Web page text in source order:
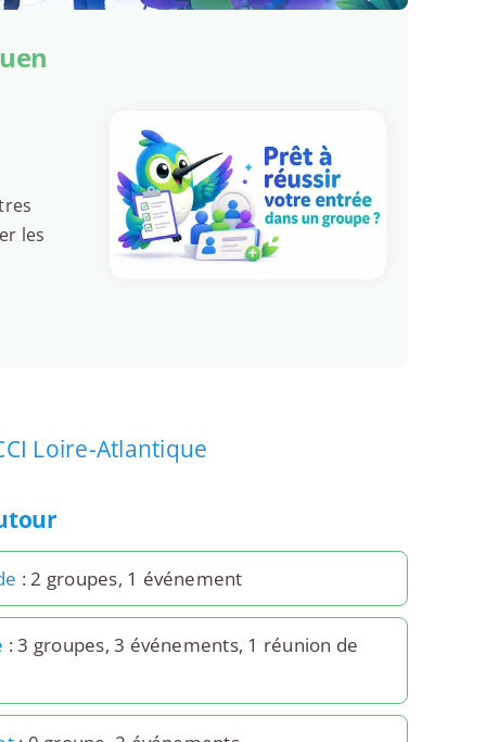
les
Loire-Atlantique
: 2 groupes, 1 événement
: 3 groupes, 3 événements, 1 réunion de